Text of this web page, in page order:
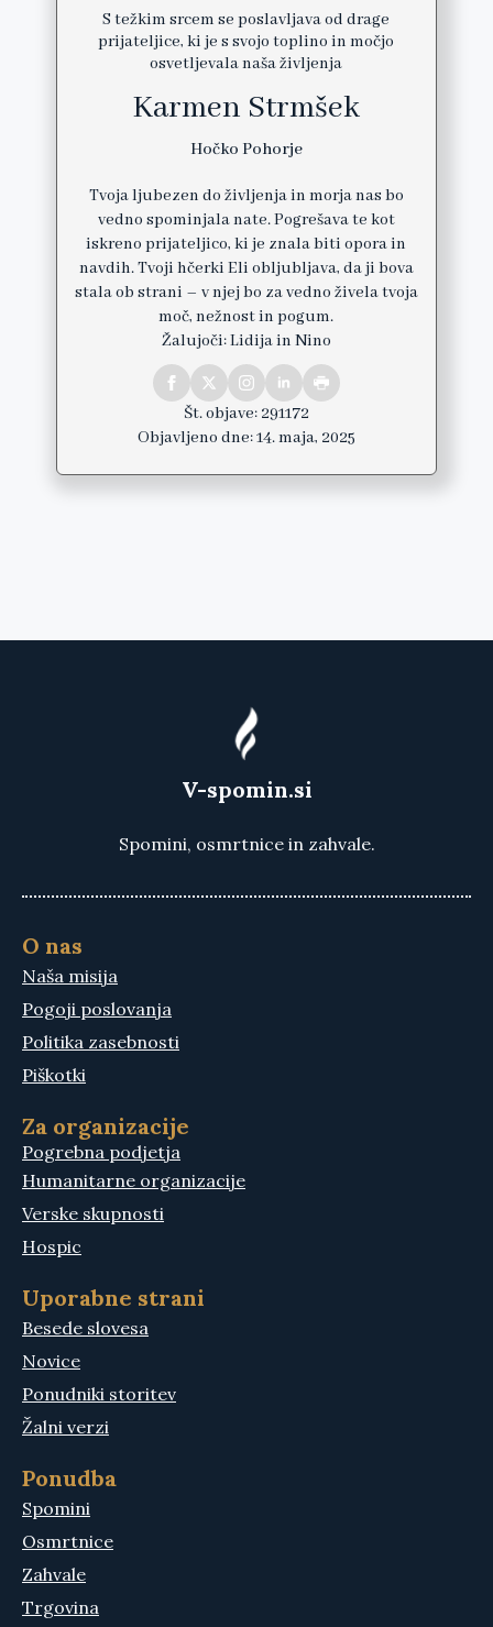
Št. objave: 291172
S težkim srcem se poslavljava od drage
prijateljice, ki je s svojo toplino in močjo
osvetljevala naša življenja
Karmen Strmšek
Hočko Pohorje
Tvoja ljubezen do življenja in morja nas bo
vedno spominjala nate. Pogrešava te kot
iskreno prijateljico, ki je znala biti opora in
navdih. Tvoji hčerki Eli obljubljava, da ji bova
stala ob strani – v njej bo za vedno živela tvoja
moč, nežnost in pogum.
Žalujoči: Lidija in Nino
Objavljeno dne: 14. maja, 2025
V-spomin.si
Spomini, osmrtnice in zahvale.
O nas
Naša misija
Pogoji poslovanja
Politika zasebnosti
Piškotki
Za organizacije
Pogrebna podjetja
Humanitarne organizacije
Verske skupnosti
Hospic
Uporabne strani
Besede slovesa
Novice
Ponudniki storitev
Žalni verzi
Ponudba
Spomini
Osmrtnice
Zahvale
Trgovina